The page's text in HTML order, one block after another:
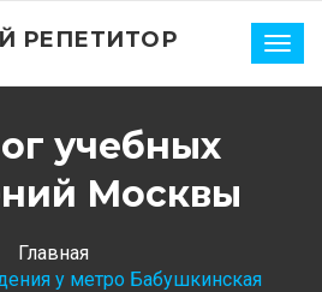
РЕПЕТИТОР
учебных
Москвы
Главная
у метро Бабушкинская